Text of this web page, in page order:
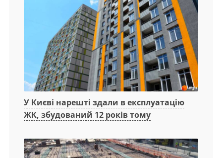
У Києві нарешті здали в експлуатацію
ЖК, збудований 12 років тому